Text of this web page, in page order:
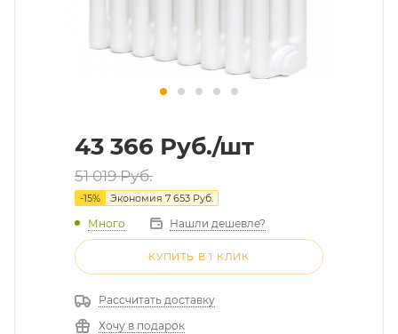
43 366 Руб./шт
51 019Руб.
-15% Экономия 7 653 Руб.
Много Нашли дешевле?
КУПИТЬ В 1 КЛИК
Рассчитать доставку
Хочу в подарок